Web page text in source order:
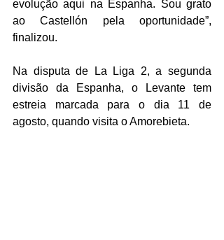
evolução aqui na Espanha. Sou grato
ao Castellón pela oportunidade”,
finalizou.
Na disputa de La Liga 2, a segunda
divisão da Espanha, o Levante tem
estreia marcada para o dia 11 de
agosto, quando visita o Amorebieta.